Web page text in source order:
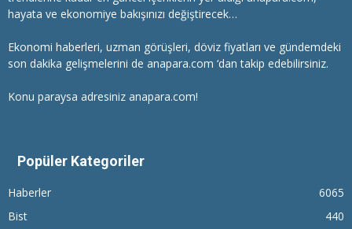
hayata ve ekonomiye bakışınızı değiştirecek…
Ekonomi haberleri, uzman görüşleri, döviz fiyatları ve gündemdeki
son dakika gelişmelerini de anapara.com ‘dan takip edebilirsiniz.
Konu paraysa adresiniz anapara.com!
Popüler Kategoriler
Haberler
6065
Bist
440